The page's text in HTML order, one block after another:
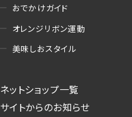
おでかけガイド
オレンジリボン運動
美味しおスタイル
ネットショップ一覧
サイトからのお知らせ